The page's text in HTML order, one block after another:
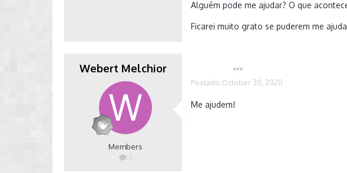
Alguém pode me ajudar? O que
Ficarei muito grato se puderem me
Webert Melchior
Members
3
Postado October 30, 2020
Me ajudem!